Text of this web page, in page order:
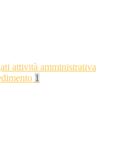
attività amministrativa
1